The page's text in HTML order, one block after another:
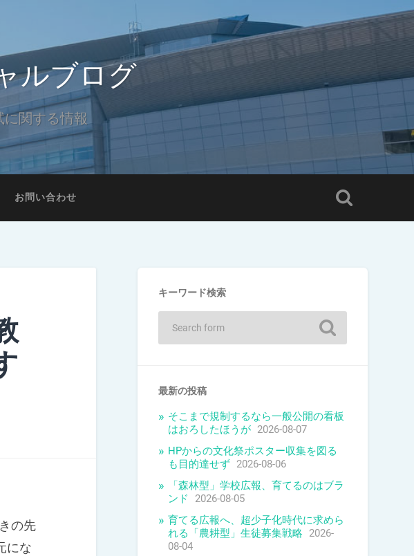
ルブログ
関する情報
お問い合わせ
の先
にな
キーワード検索
最新の投稿
そこまで規制するなら一般公開の看板
はおろしたほうが 2026-08-07
HPからの文化祭ポスター収集を図る
も目的達せず 2026-08-06
「森林型」学校広報、育てるのはブラ
ンド
2026-08-05
育てる広報へ、超少子化時代に求めら
れる「農耕型」生徒募集戦略 2026-
08-04